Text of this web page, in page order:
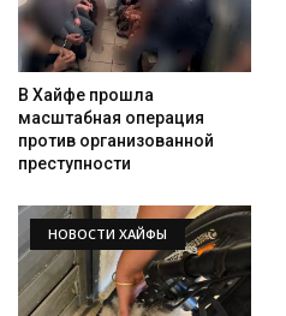
В Хайфе прошла
масштабная операция
против организованной
преступности
НОВОСТИ ХАЙФЫ